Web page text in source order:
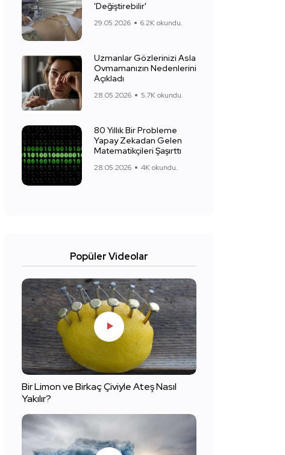
'Değiştirebilir'
29.05.2026 6.2K okundu.
Uzmanlar Gözlerinizi Asla
Ovmamanızın Nedenlerini
Açıkladı
28.05.2026 5.7K okundu.
80 Yıllık Bir Probleme
Yapay Zekadan Gelen
Matematikçileri Şaşırttı
28.05.2026 4K okundu.
Popüler Videolar
Bir Limon ve Birkaç Çiviyle Ateş Nasıl
Yakılır?